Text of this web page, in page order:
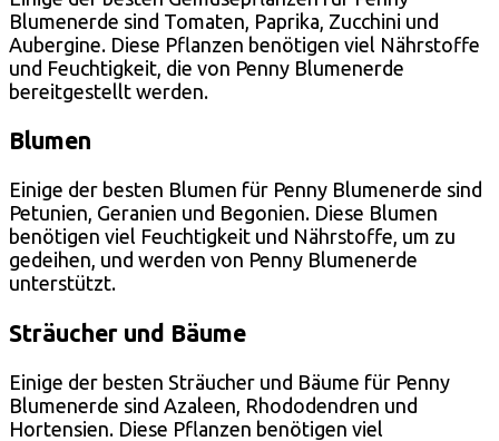
Blumenerde sind Tomaten, Paprika, Zucchini und
Aubergine. Diese Pflanzen benötigen viel Nährstoffe
und Feuchtigkeit, die von Penny Blumenerde
bereitgestellt werden.
Blumen
Einige der besten Blumen für Penny Blumenerde sind
Petunien, Geranien und Begonien. Diese Blumen
benötigen viel Feuchtigkeit und Nährstoffe, um zu
gedeihen, und werden von Penny Blumenerde
unterstützt.
Sträucher und Bäume
Einige der besten Sträucher und Bäume für Penny
Blumenerde sind Azaleen, Rhododendren und
Hortensien. Diese Pflanzen benötigen viel